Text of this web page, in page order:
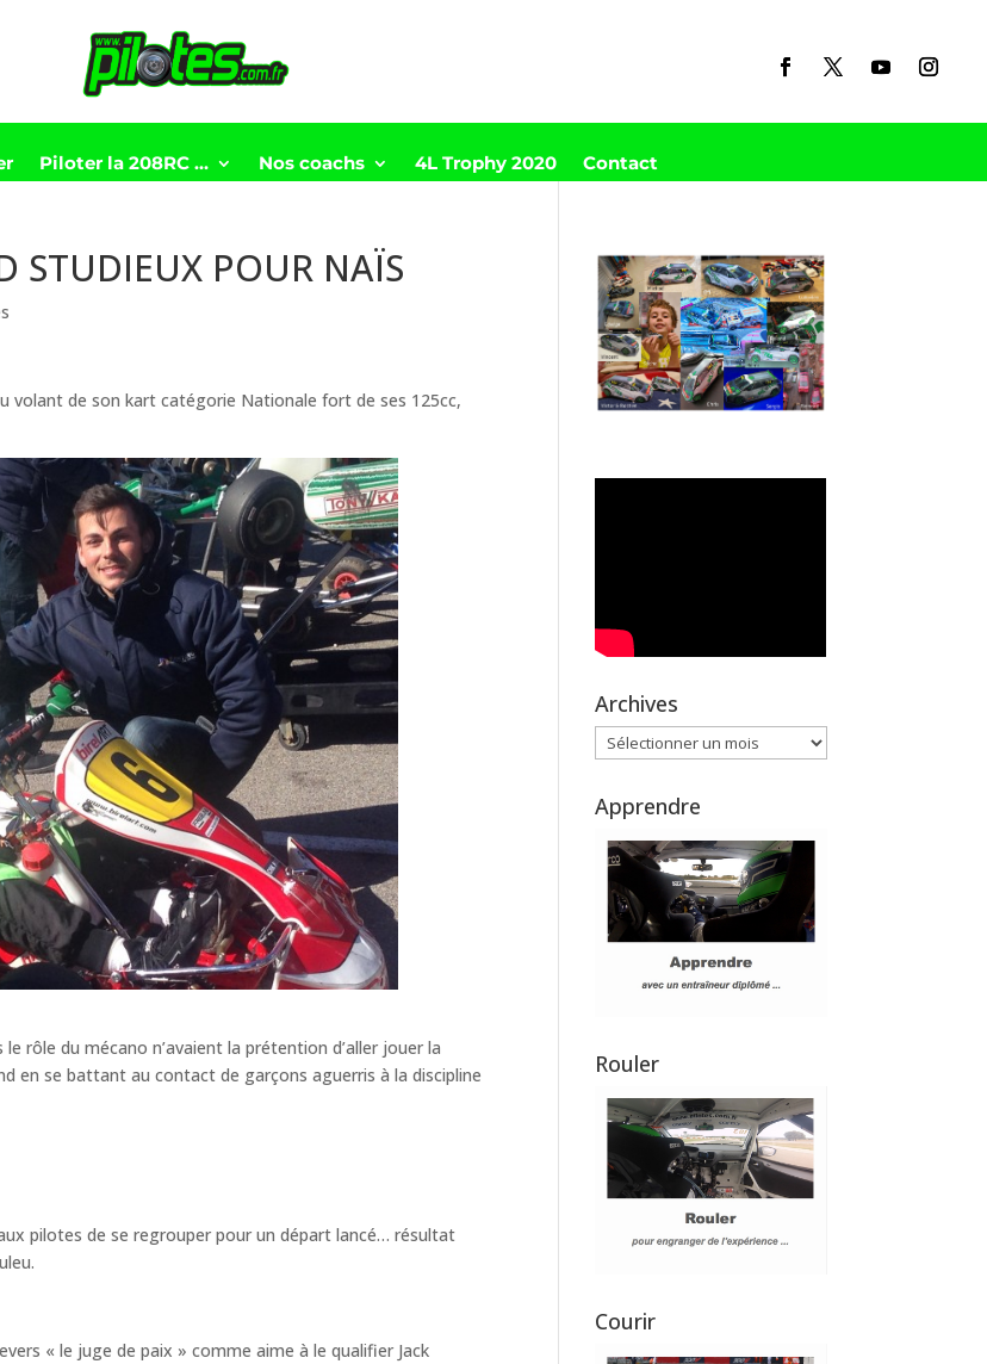
Piloter la 208RC … Nos coachs 4L Trophy 2020 Contact
STUDIEUX POUR NAÏS
volant de son kart catégorie Nationale fort de ses 125cc,
rôle du mécano n’avaient la prétention d’aller jouer la
en se battant au contact de garçons aguerris à la discipline
pilotes de se regrouper pour un départ lancé… résultat
« le juge de paix » comme aime à le qualifier Jack
Archives
Archives
Apprendre
Rouler
Courir